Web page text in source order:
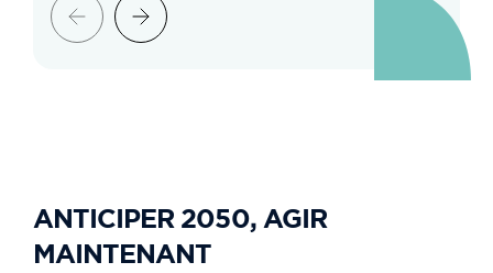
ANTICIPER 2050, AGIR
MAINTENANT